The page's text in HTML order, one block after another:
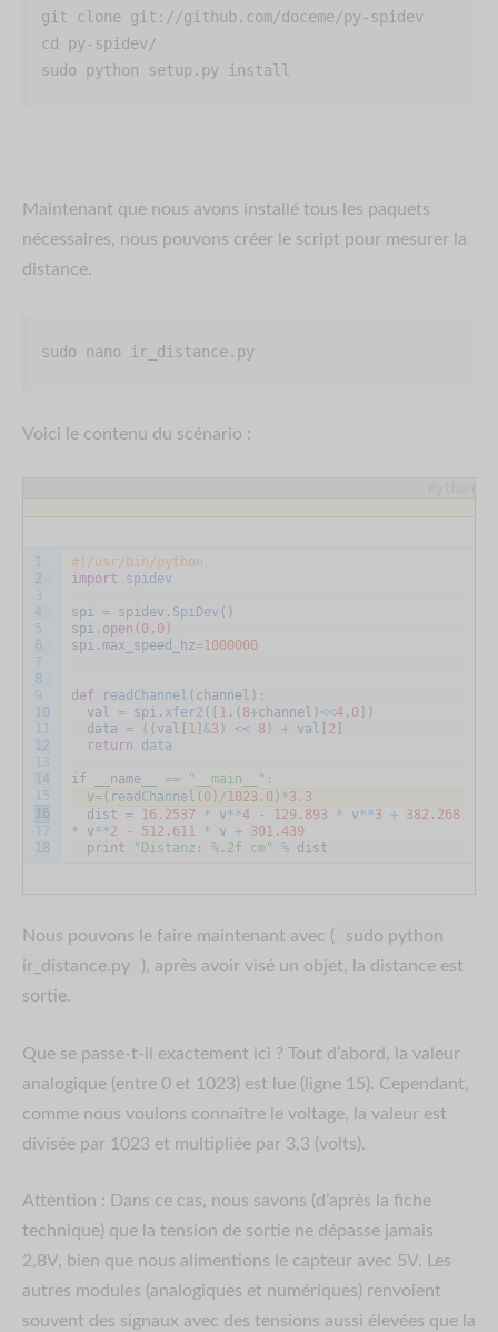
git clone git://github.com/doceme/py-spidev
cd py-spidev/
sudo python setup.py install
Maintenant que nous avons installé tous les paquets
nécessaires, nous pouvons créer le script pour mesurer la
distance.
sudo nano ir_distance.py
Voici le contenu du scénario :
1
2
3
4
5
6
7
8
9
10
11
12
13
14
15
16
17
18
#!/usr/bin/python
import
spidev
spi = spidev . SpiDev ( )
spi . open ( 0 , 0 )
spi . max_speed_hz=1000000
def readChannel ( channel ) :
val
= spi . xfer2 ( [ 1 , ( 8+channel ) <<4 , 0 ] )
data = ( ( val [ 1 ] &3 ) << 8 ) + val [ 2 ]
return
data
if __name__ == "__main__" :
v= ( readChannel ( 0 ) /1023.0 ) *3.3
dist = 16.2537 * v**4 - 129.893 * v**3 + 382.268
*
v**2 - 512.611 * v + 301.439
print
"Distanz: %.2f cm" % dist
Nous pouvons le faire maintenant avec (
sudo python
ir_distance.py
), après avoir visé un objet, la distance est
sortie.
Que se passe-t-il exactement ici ? Tout d’abord, la valeur
analogique (entre 0 et 1023) est lue (ligne 15). Cependant,
comme nous voulons connaître le voltage, la valeur est
divisée par 1023 et multipliée par 3,3 (volts).
Attention : Dans ce cas, nous savons (d’après la fiche
technique) que la tension de sortie ne dépasse jamais
2,8V, bien que nous alimentions le capteur avec 5V. Les
autres modules (analogiques et numériques) renvoient
souvent des signaux avec des tensions aussi élevées que la